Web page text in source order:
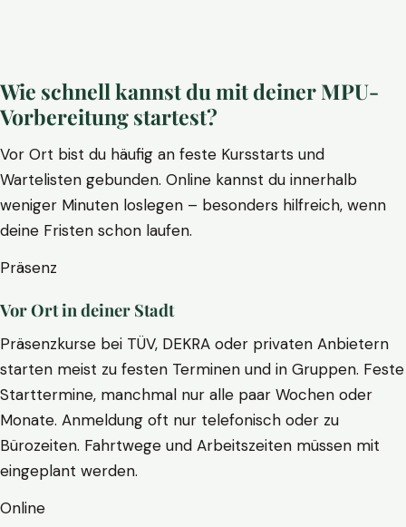
Wie schnell kannst du mit deiner MPU-
Vorbereitung startest?
Vor Ort bist du häufig an feste Kursstarts und
Wartelisten gebunden. Online kannst du innerhalb
weniger Minuten loslegen – besonders hilfreich, wenn
deine Fristen schon laufen.
Präsenz
Vor Ort in deiner Stadt
Präsenzkurse bei TÜV, DEKRA oder privaten Anbietern
starten meist zu festen Terminen und in Gruppen. Feste
Starttermine, manchmal nur alle paar Wochen oder
Monate. Anmeldung oft nur telefonisch oder zu
Bürozeiten. Fahrtwege und Arbeitszeiten müssen mit
eingeplant werden.
Online